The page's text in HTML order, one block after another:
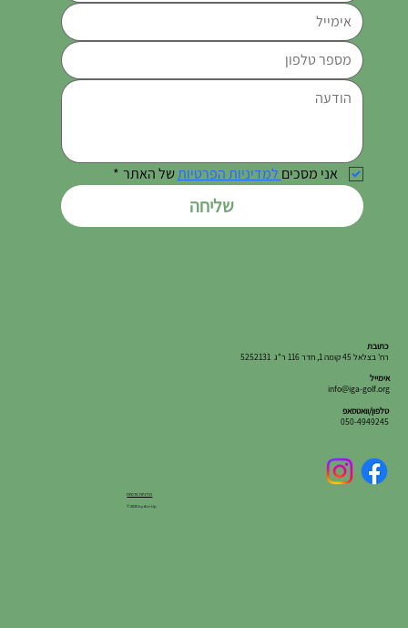
אני מסכים למדיניות הפרטיות של האתר *
שליחה
כתובת
רח' בצלאל 45 קומה 1, חדר 116 ר"ג 5252131
אימייל
info@iga-golf.org
טלפון/וואטסאפ
050-4949245
מדיניות פרטיות
© 2025 by Art-Up